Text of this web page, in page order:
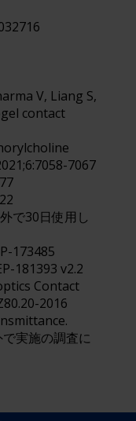
V, Liang S,
contact
7067
で30日使用し
173485
181393 v2.2
Contact
2016
実施の調査に